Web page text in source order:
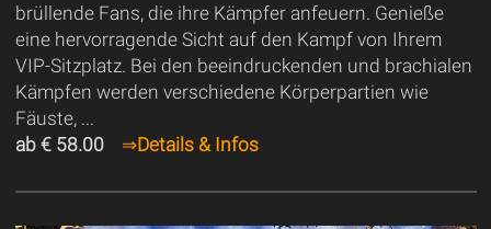
brüllende Fans, die ihre Kämpfer anfeuern. Genieße
eine hervorragende Sicht auf den Kampf von Ihrem
VIP-Sitzplatz. Bei den beeindruckenden und brachialen
Kämpfen werden verschiedene Körperpartien wie
Fäuste, ...
ab € 58.00
⇒Details & Infos